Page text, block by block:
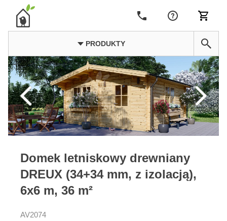
PRODUKTY
Domek letniskowy drewniany
DREUX (34+34 mm, z izolacją),
6x6 m, 36 m²
AV2074